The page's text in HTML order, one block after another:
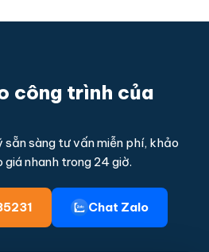
công trình của
sàng tư vấn miễn phí, khảo
nhanh trong 24 giờ.
Chat Zalo